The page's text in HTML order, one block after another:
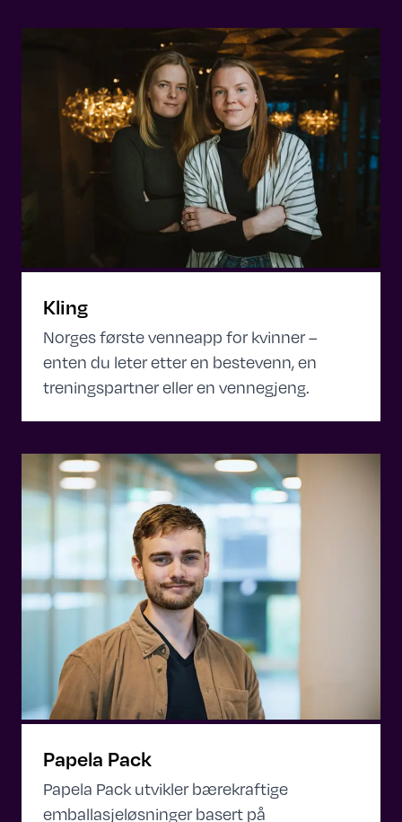
Kling
Norges første venneapp for kvinner –
enten du leter etter en bestevenn, en
treningspartner eller en vennegjeng.
Papela Pack
Papela Pack utvikler bærekraftige
emballasjeløsninger basert på